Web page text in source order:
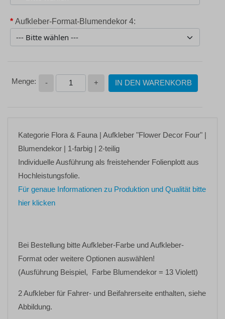
* Aufkleber-Format-Blumendekor 4:
- + IN DEN WARENKORB
Kategorie Flora & Fauna | Aufkleber "Flower Decor Four" |
Blumendekor | 1-farbig | 2-teilig
Individuelle Ausführung als freistehender Folienplott aus
Hochleistungsfolie.
Für genaue Informationen zu Produktion und Qualität bitte
hier klicken
Bei Bestellung bitteAufkleber-Farbe undAufkleber-
Format oder weitere Optionen auswählen!
(Ausführung Beispiel, Farbe Blumendekor = 13 Violett)
2 Aufkleber für Fahrer- und Beifahrerseite enthalten, siehe
Abbildung.